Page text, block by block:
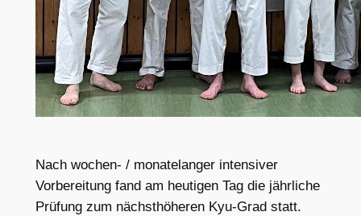
Nach wochen- / monatelanger intensiver
Vorbereitung fand am heutigen Tag die jährliche
Prüfung zum nächsthöheren Kyu-Grad statt.